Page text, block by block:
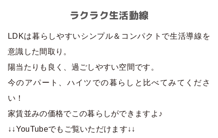
ラクラク生活動線
LDKは暮らしやすいシンプル＆コンパクトで生活導線を
意識した間取り。
陽当たりも良く、過ごしやすい空間です。
今のアパート、ハイツでの暮らしと比べてみてくださ
い！
家賃並みの価格でこの暮らしができますよ♪
↓↓YouTubeでもご覧いただけます↓↓